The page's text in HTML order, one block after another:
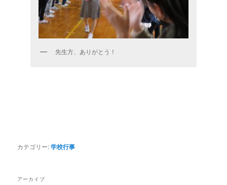
先生方、ありがとう！
カテゴリー:学校行事
アーカイブ